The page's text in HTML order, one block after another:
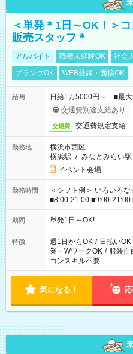
＜単発＊1日～OK！＞
販売スタッフ＊
アルバイト 職種未経験OK 社会
ブランクOK
WEB登録・面接OK
給与
日給1万5000円～ ■最大
交通費別途支給あり
交通費 交通費規定支給
勤務地
横浜市西区
横浜駅 / みなとみらい駅
イベント会場
勤務時間
＜シフト例＞ いろいろ
■8:00-21:00 ■9:00-
期間 単発1日～OK!
特徴 週1日からOK / 日払いOK
業・WワークOK / 服装自
コンスキル不要
気になる！